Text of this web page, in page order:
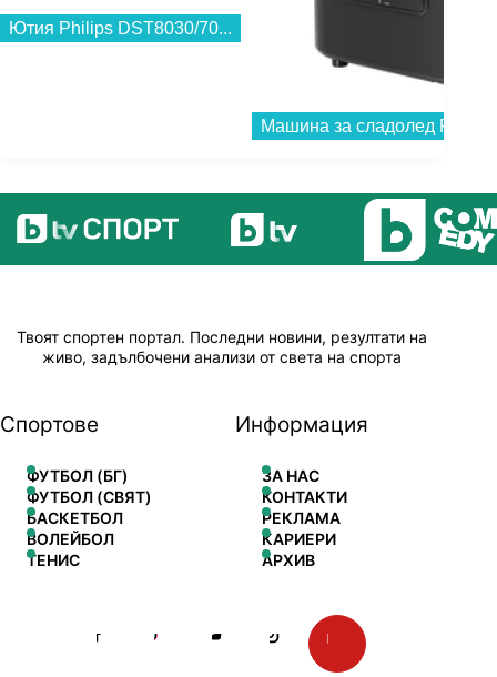
Ютия Philips DST8030/70...
Твоят спортен портал. Последни новини, резултати на
живо, задълбочени анализи от света на спорта
Спортове
ФУТБОЛ (БГ)
ФУТБОЛ (СВЯТ)
БАСКЕТБОЛ
ВОЛЕЙБОЛ
ТЕНИС
Информация
ЗА НАС
КОНТАКТИ
РЕКЛАМА
КАРИЕРИ
АРХИВ